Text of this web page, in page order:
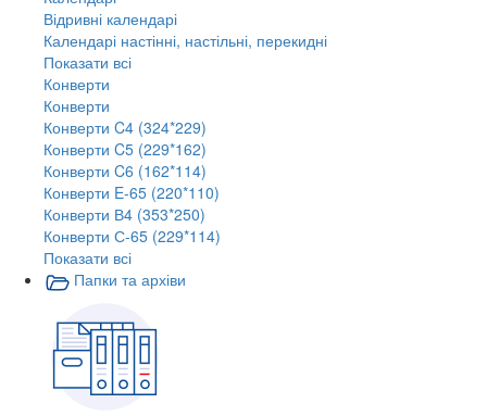
Відривні календарі
Календарі настінні, настільні, перекидні
Показати всі
Конверти
Конверти
Конверти C4 (324*229)
Конверти C5 (229*162)
Конверти C6 (162*114)
Конверти E-65 (220*110)
Конверти В4 (353*250)
Конверти С-65 (229*114)
Показати всі
Папки та архіви